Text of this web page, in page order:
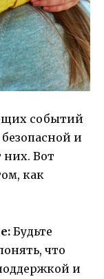
событий
и
Вот
как
Будьте
что
и